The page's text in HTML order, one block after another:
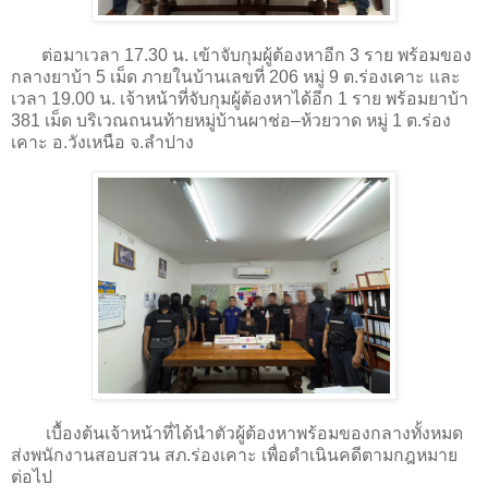
ต่อมาเวลา 17.30 น. เข้าจับกุมผู้ต้องหาอีก 3 ราย พร้อมของ
กลางยาบ้า 5 เม็ด ภายในบ้านเลขที่ 206 หมู่ 9 ต.ร่องเคาะ และ
เวลา 19.00 น. เจ้าหน้าที่จับกุมผู้ต้องหาได้อีก 1 ราย พร้อมยาบ้า
381 เม็ด บริเวณถนนท้ายหมู่บ้านผาช่อ–ห้วยวาด หมู่ 1 ต.ร่อง
เคาะ อ.วังเหนือ จ.ลำปาง
เบื้องต้นเจ้าหน้าที่ได้นำตัวผู้ต้องหาพร้อมของกลางทั้งหมด
ส่งพนักงานสอบสวน สภ.ร่องเคาะ เพื่อดำเนินคดีตามกฎหมาย
ต่อไป